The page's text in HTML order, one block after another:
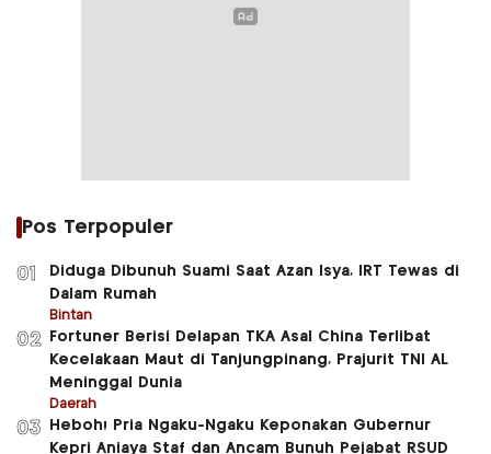
Pos Terpopuler
01
Diduga Dibunuh Suami Saat Azan Isya, IRT Tewas di
Dalam Rumah
Bintan
02
Fortuner Berisi Delapan TKA Asal China Terlibat
Kecelakaan Maut di Tanjungpinang, Prajurit TNI AL
Meninggal Dunia
Daerah
03
Heboh! Pria Ngaku-Ngaku Keponakan Gubernur
Kepri Aniaya Staf dan Ancam Bunuh Pejabat RSUD